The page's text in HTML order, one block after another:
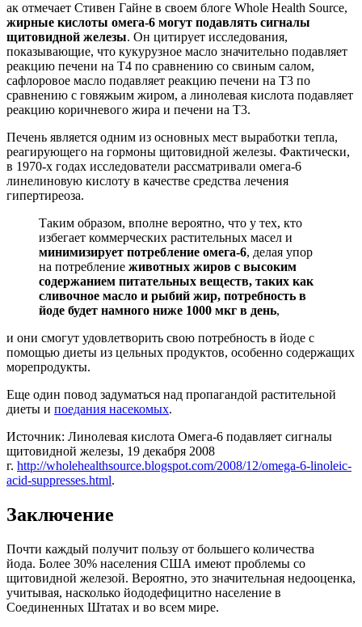
ак отмечает Стивен Гайне в своем блоге Whole Health Source,
жирные кислоты омега-6 могут подавлять сигналы
щитовидной железы. Он цитирует исследования,
показывающие, что кукурузное масло значительно подавляет
реакцию печени на Т4 по сравнению со свиным салом,
сафлоровое масло подавляет реакцию печени на Т3 по
сравнению с говяжьим жиром, а линолевая кислота подавляет
реакцию коричневого жира и печени на Т3.
Печень является одним из основных мест выработки тепла,
реагирующего на гормоны щитовидной железы. Фактически,
в 1970-х годах исследователи рассматривали омега-6
линелиновую кислоту в качестве средства лечения
гипертиреоза.
Таким образом, вполне вероятно, что у тех, кто
избегает коммерческих растительных масел и
минимизирует потребление омега-6, делая упор
на потребление животных жиров с высоким
содержанием питательных веществ, таких как
сливочное масло и рыбий жир, потребность в
йоде будет намного ниже 1000 мкг в день,
и они смогут удовлетворить свою потребность в йоде с
помощью диеты из цельных продуктов, особенно содержащих
морепродукты.
Еще один повод задуматься над пропагандой растительной
диеты и поедания насекомых.
Источник: Линолевая кислота Омега-6 подавляет сигналы
щитовидной железы, 19 декабря 2008
г. http://wholehealthsource.blogspot.com/2008/12/omega-6-linoleic-
acid-suppresses.html.
Заключение
Почти каждый получит пользу от большего количества
йода. Более 30% населения США имеют проблемы со
щитовидной железой. Вероятно, это значительная недооценка,
учитывая, насколько йододефицитно население в
Соединенных Штатах и во всем мире.